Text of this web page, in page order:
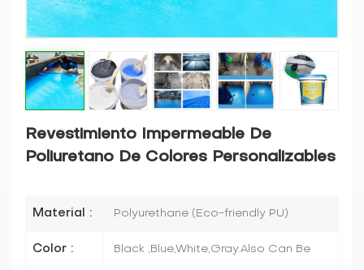
Revestimiento Impermeable De
Poliuretano De Colores Personalizables
Material : Polyurethane (Eco-friendly PU)
Color : Black ,Blue,White,Gray.Also Can Be